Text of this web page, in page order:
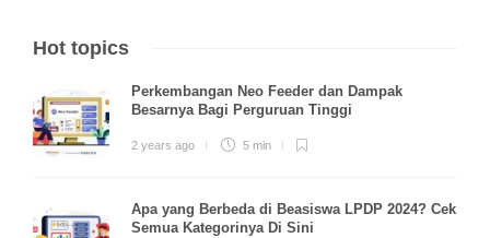
Hot topics
Perkembangan Neo Feeder dan Dampak
Besarnya Bagi Perguruan Tinggi
2 years ago 5 min
Apa yang Berbeda di Beasiswa LPDP 2024? Cek
Semua Kategorinya Di Sini